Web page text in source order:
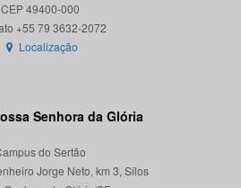
CEP 49400-000
Localização
Senhora da Glória
do Sertão
Jorge Neto, km 3, Silos